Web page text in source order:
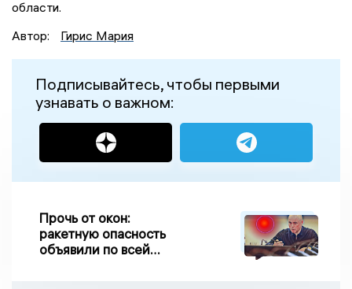
области.
Автор:
Гирис Мария
Подписывайтесь, чтобы первыми
узнавать о важном:
Прочь от окон:
ракетную опасность
объявили по всей